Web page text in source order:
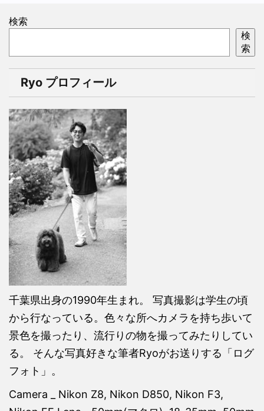
検索
検
索
Ryo プロフィール
千葉県出身の1990年生まれ。 写真撮影は学生の頃
から行なっている。色々な所へカメラを持ち歩いて
景色を撮ったり、流行りの物を撮ってみたりしてい
る。 そんな写真好きな筆者Ryoがお送りする「ログ
フォト」。
Camera _ Nikon Z8, Nikon D850, Nikon F3,